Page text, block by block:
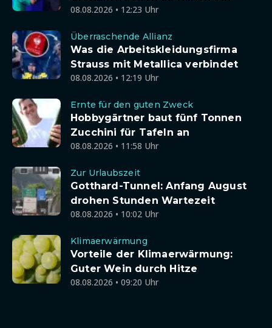
08.08.2026 • 12:23 Uhr
Überraschende Allianz
Was die Arbeitskleidungsfirma
Strauss mit Metallica verbindet
08.08.2026 • 12:19 Uhr
Ernte für den guten Zweck
Hobbygärtner baut fünf Tonnen
Zucchini für Tafeln an
08.08.2026 • 11:58 Uhr
Zur Urlaubszeit
Gotthard-Tunnel: Anfang August
drohen Stunden Wartezeit
08.08.2026 • 10:02 Uhr
Klimaerwärmung
Vorteile der Klimaerwärmung:
Guter Wein durch Hitze
08.08.2026 • 09:20 Uhr